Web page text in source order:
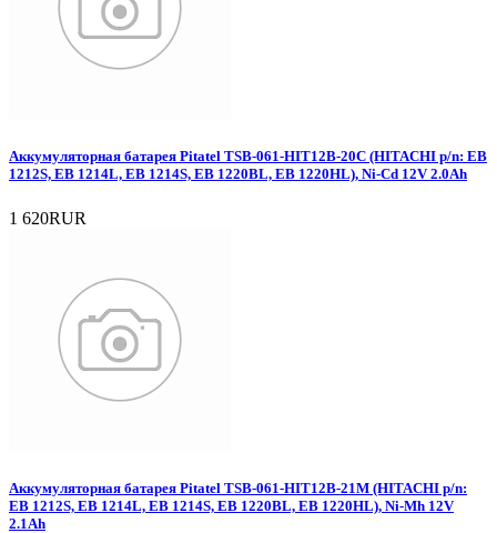
Аккумуляторная батарея Pitatel TSB-061-HIT12B-20C (HITACHI p/n: EB
1212S, EB 1214L, EB 1214S, EB 1220BL, EB 1220HL), Ni-Cd 12V 2.0Ah
1 620RUR
Аккумуляторная батарея Pitatel TSB-061-HIT12B-21M (HITACHI p/n:
EB 1212S, EB 1214L, EB 1214S, EB 1220BL, EB 1220HL), Ni-Mh 12V
2.1Ah